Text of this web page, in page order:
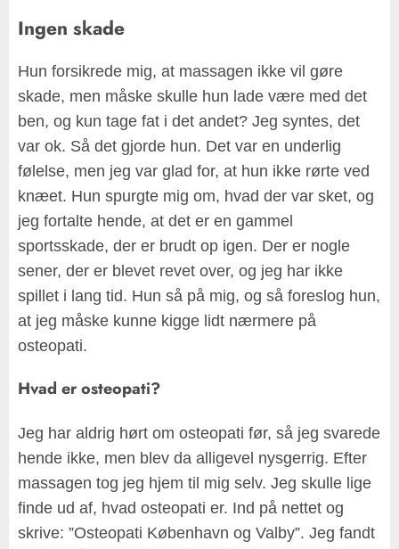
Ingen skade
Hun forsikrede mig, at massagen ikke vil gøre
skade, men måske skulle hun lade være med det
ben, og kun tage fat i det andet? Jeg syntes, det
var ok. Så det gjorde hun. Det var en underlig
følelse, men jeg var glad for, at hun ikke rørte ved
knæet. Hun spurgte mig om, hvad der var sket, og
jeg fortalte hende, at det er en gammel
sportsskade, der er brudt op igen. Der er nogle
sener, der er blevet revet over, og jeg har ikke
spillet i lang tid. Hun så på mig, og så foreslog hun,
at jeg måske kunne kigge lidt nærmere på
osteopati.
Hvad er osteopati?
Jeg har aldrig hørt om osteopati før, så jeg svarede
hende ikke, men blev da alligevel nysgerrig. Efter
massagen tog jeg hjem til mig selv. Jeg skulle lige
finde ud af, hvad osteopati er. Ind på nettet og
skrive: ”Osteopati København og Valby”. Jeg fandt